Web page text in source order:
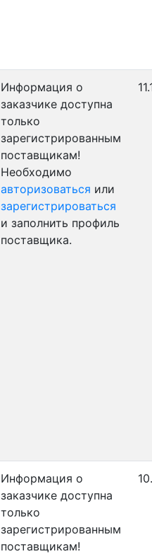
Информация о
заказчике доступна
только
зарегистрированным
поставщикам!
Необходимо
авторизоваться или
зарегистрироваться
и заполнить профиль
поставщика.
Информация о
заказчике доступна
только
зарегистрированным
поставщикам!